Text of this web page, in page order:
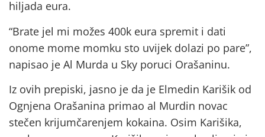
hiljada eura.
“Brate jel mi možes 400k eura spremit i dati
onome mome momku sto uvijek dolazi po pare”,
napisao je Al Murda u Sky poruci Orašaninu.
Iz ovih prepiski, jasno je da je Elmedin Karišik od
Ognjena Orašanina primao al Murdin novac
stečen krijumčarenjem kokaina. Osim Karišika,